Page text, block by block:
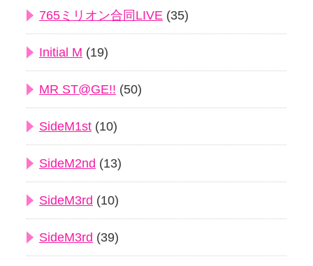
765ミリオン合同LIVE (35)
Initial M (19)
MR ST@GE!! (50)
SideM1st (10)
SideM2nd (13)
SideM3rd (10)
SideM3rd (39)